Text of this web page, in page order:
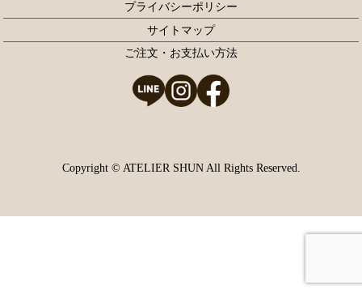
プライバシーポリシー
サイトマップ
ご注文・お支払い方法
Copyright © ATELIER SHUN All Rights Reserved.